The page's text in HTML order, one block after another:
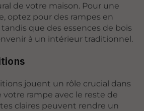
de votre maison. Pour une
optez pour des rampes en
que des essences de bois
à un intérieur traditionnel.
jouent un rôle crucial dans
rampe avec le reste de
claires peuvent rendre un